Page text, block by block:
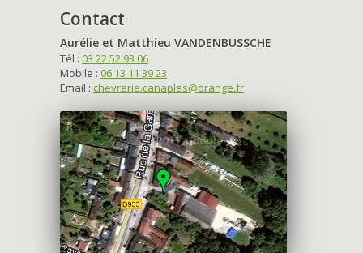
Contact
Aurélie et Matthieu VANDENBUSSCHE
Tél : 03 22 52 93 06
Mobile : 06 13 11 39 23
Email : chevrerie.canaples@orange.fr